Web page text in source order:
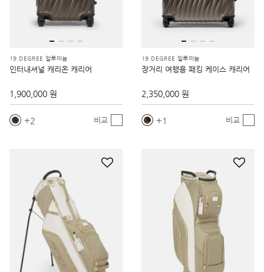
19 DEGREE 알루미늄
인터내셔널 캐리온 캐리어
1,900,000 원
2 비교
19 DEGREE 알루미늄
장거리 여행용 패킹 케이스 캐리어
2,350,000 원
1 비교